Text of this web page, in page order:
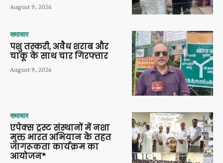
August 9, 2026
समाचार
पशु तस्करी, अवैध शराब और
चाकू के साथ चार गिरफ्तार
August 9, 2026
समाचार
एपेक्स ट्रस्ट संस्थानों में नशा
मुक्त भारत अभियान के तहत
जागरूकता कार्यक्रम का
आयोजन*